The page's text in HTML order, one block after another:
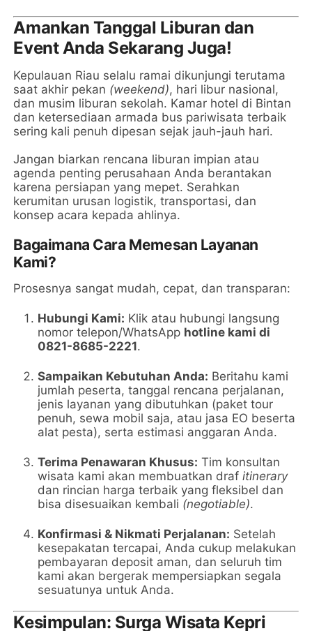
Amankan Tanggal Liburan dan
Event Anda Sekarang Juga!
Kepulauan Riau selalu ramai dikunjungi terutama
saat akhir pekan (weekend), hari libur nasional,
dan musim liburan sekolah. Kamar hotel di Bintan
dan ketersediaan armada bus pariwisata terbaik
sering kali penuh dipesan sejak jauh-jauh hari.
Jangan biarkan rencana liburan impian atau
agenda penting perusahaan Anda berantakan
karena persiapan yang mepet. Serahkan
kerumitan urusan logistik, transportasi, dan
konsep acara kepada ahlinya.
Bagaimana Cara Memesan Layanan
Kami?
Prosesnya sangat mudah, cepat, dan transparan:
Hubungi Kami: Klik atau hubungi langsung
nomor telepon/WhatsApp hotline kami di
0821-8685-2221.
Sampaikan Kebutuhan Anda: Beritahu kami
jumlah peserta, tanggal rencana perjalanan,
jenis layanan yang dibutuhkan (paket tour
penuh, sewa mobil saja, atau jasa EO beserta
alat pesta), serta estimasi anggaran Anda.
Terima Penawaran Khusus: Tim konsultan
wisata kami akan membuatkan drafitinerary
dan rincian harga terbaik yang fleksibel dan
bisa disesuaikan kembali (negotiable).
Konfirmasi & Nikmati Perjalanan: Setelah
kesepakatan tercapai, Anda cukup melakukan
pembayaran deposit aman, dan seluruh tim
kami akan bergerak mempersiapkan segala
sesuatunya untuk Anda.
Kesimpulan: Surga Wisata Kepri